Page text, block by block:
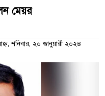
মেয়র
শনিবার, ২০ জানুয়ারী ২০২৪